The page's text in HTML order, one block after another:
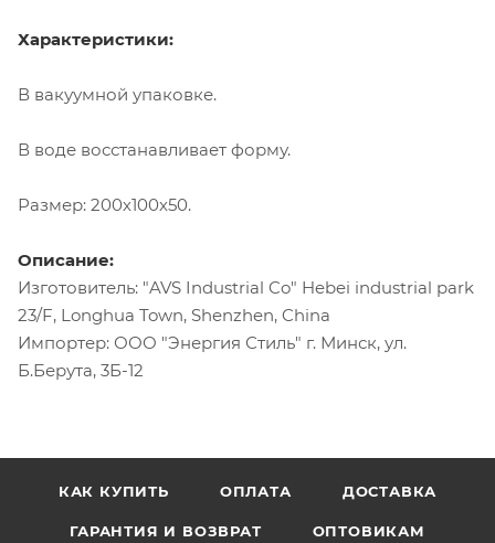
Характеристики:
В вакуумной упаковке.
В воде восстанавливает форму.
Размер: 200х100х50.
Описание:
Изготовитель: "AVS Industrial Co" Hebei industrial park
23/F, Longhua Town, Shenzhen, China
Импортер: ООО "Энергия Стиль" г. Минск, ул.
Б.Берута, 3Б-12
КАК КУПИТЬ ОПЛАТА ДОСТАВКА
ГАРАНТИЯ И ВОЗВРАТ ОПТОВИКАМ